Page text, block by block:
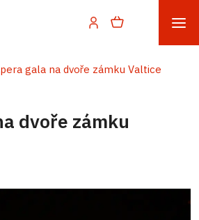
gala na dvoře zámku Valtice
dvoře zámku